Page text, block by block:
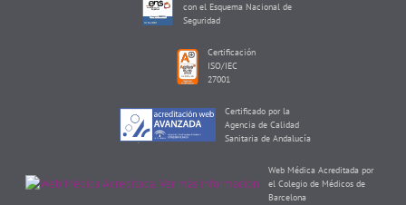
con el Esquema Nacional de
Seguridad
Certificación
ISO/IEC
27001
Certificado por la
Agencia de Calidad
Sanitaria de Andalucía
Web Médica Acreditada por
el Colegio de Médicos de
Barcelona